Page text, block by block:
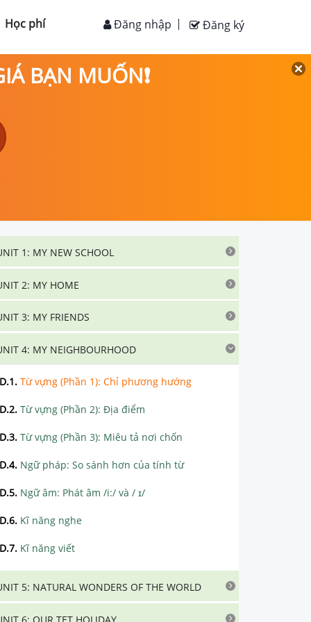
Học phí Đăng ký
Đăng nhập
BẠN MUỐN❗
1: MY NEW SCHOOL
2: MY HOME
3: MY FRIENDS
4: MY NEIGHBOURHOOD
D.1. Từ vựng (Phần 1): Chỉ phương hướng
D.2. Từ vựng (Phần 2): Địa điểm
D.3. Từ vựng (Phần 3): Miêu tả nơi chốn
D.4. Ngữ pháp: So sánh hơn của tính từ
D.5. Ngữ âm: Phát âm /i:/ và / ɪ/
D.6. Kĩ năng nghe
D.7. Kĩ năng viết
5: NATURAL WONDERS OF THE WORLD
6: OUR TET HOLIDAY